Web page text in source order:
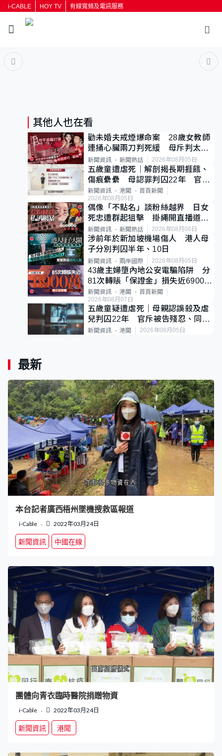
i-CABLE HOY TV 有線寬頻及電訊服務
其他人也在看
勸未婚夫戒煙爆命案 28歲女教師
連捅心臟兩刀判死緩 母斥判太重
已上訴
新聞資訊 新聞熱話 2026年08月05日
五歲童遭虐死｜解剖揭長期捱餓、
傷痕纍纍 母認罪判囚22年 官斥
冷血：同類案最惡劣
新聞資訊 港聞
首頁新聞
2026年08月05日
偶像「不點名」談粉絲越界 日女
死忠遭群起狙擊 掛繩開直播道歉
後輕生
新聞資訊 新聞熱話 2026年08月06日
涉前年於新加坡機場傷人 港人母
子分別判囚半年、10日
新聞資訊 兩岸國際 2026年08月05日
43歲主婦墮內地公安電騙陷阱 分
81次轉賬「保證金」損失近6900萬
元
新聞資訊 港聞
首頁新聞
2026年08月07日
五歲童疑遭虐死｜母親認誤殺及虐
兒判囚22年 官斥被告殘忍、同類
案最惡劣
新聞資訊 港聞 2026年08月05日
最新
本台記者廣西梧州墜機搜救區報道
i-Cable 2022年03月24日
新聞資訊 中國在線
團體向青衣臨時醫院捐贈物資
i-Cable 2022年03月24日
新聞資訊 港聞